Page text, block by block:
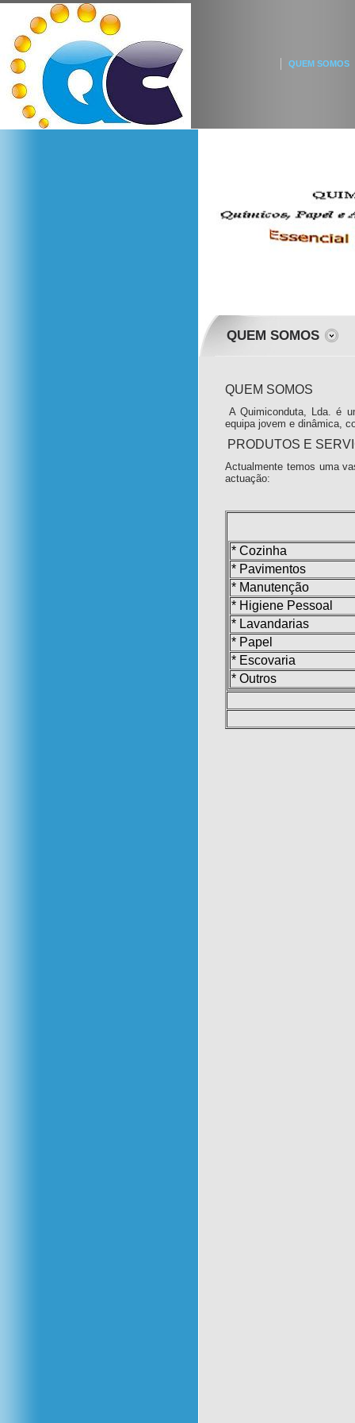
QUEM SOMOS
QUEM SOMOS
QUEM SOMOS
A Quimiconduta, Lda. é
equipa jovem e dinâmica,
PRODUTOS E
Actualmente temos uma
actuação:
* Cozinha
* Pavimentos
* Manutenção
* Higiene Pessoal
* Lavandarias
* Papel
* Escovaria
* Outros